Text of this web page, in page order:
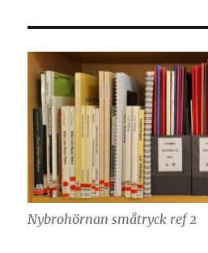
Nybrohörnan småtryck ref 2